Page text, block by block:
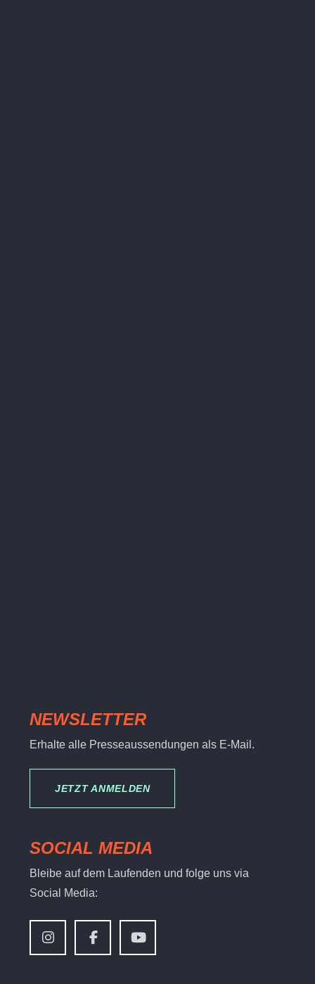
NEWSLETTER
Erhalte alle Presseaussendungen als E-Mail.
JETZT ANMELDEN
SOCIAL MEDIA
Bleibe auf dem Laufenden und folge uns via
Social Media: